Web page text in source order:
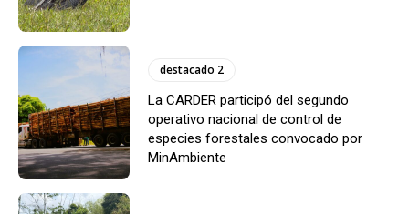
destacado 2
La CARDER participó del segundo
operativo nacional de control de
especies forestales convocado por
MinAmbiente